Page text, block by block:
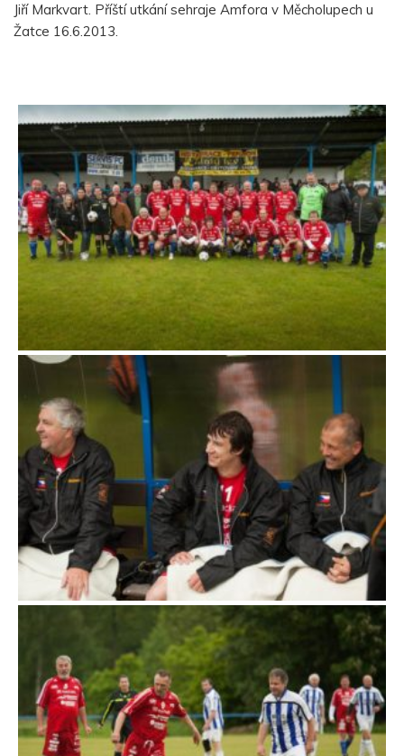
Jiří Markvart. Příští utkání sehraje Amfora v Měcholupech u
Žatce 16.6.2013.